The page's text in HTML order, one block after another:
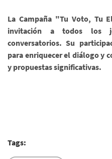
La Campaña "Tu Voto, Tu
invitación a todos los
conversatorios. Su
para enriquecer el diálogo y
y propuestas significativas.
Tags: